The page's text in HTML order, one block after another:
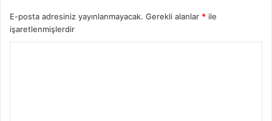
E-posta adresiniz yayınlanmayacak. Gerekli alanlar * ile
işaretlenmişlerdir